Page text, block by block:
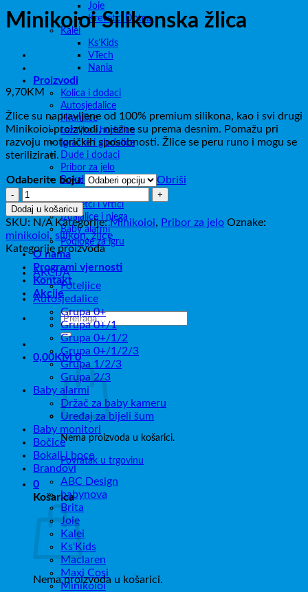
Joie
Krevetci Dotea
Kalei
Ks’Kids
VTech
Nania
Proizvodi
Kolica i dodaci
Autosjedalice
Hranilice
Ležaljke i hodalice
Igračke i glodalice
Dude i dodaci
Pribor za jelo
Bokali i boce
Krevetci i vrtići
Izdajalice i njega
Baby alarmi
Podloge za igru
O nama
Programi vjernosti
Kontakt
Akcije
Pretraži:
0,00KM 0
Nema proizvoda u košarici.
Povratak u trgovinu
0
Košarica
Nema proizvoda u košarici.
Minikoioi Silikonska žlica
9,70KM
Žlice su napravljene od 100% premium silikona, kao i svi drugi
Minikoioi proizvodi, nježne su prema desnim. Pomažu pri
razvoju motoričkih sposobnosti. Žlice se peru runo i mogu se
sterilizirati.
Odaberite boju:
Obriši
Minikoioi
Silikonska
žlica
količina
Dodaj u košaricu
SKU: N/A Kategorije:Minikoioi, Pribor za jelo Oznake:
minikoioi, silikon,žlice
Kategorije proizvoda
AKCIJA
Foteljice
Autosjedalice
Grupa 0+
Grupa 0+/1
Grupa 0+/1/2
Grupa 0+/1/2/3
Grupa 1/2/3
Grupa 2/3
Baby alarmi
Držač za baby kameru
Uređaj za bijeli šum
Baby monitori
Bočice
Bokali i boce
Brandovi
ABC Design
babynova
Brita
Joie
Kalei
Ks'Kids
Maclaren
Maxi Cosi
Minikoioi